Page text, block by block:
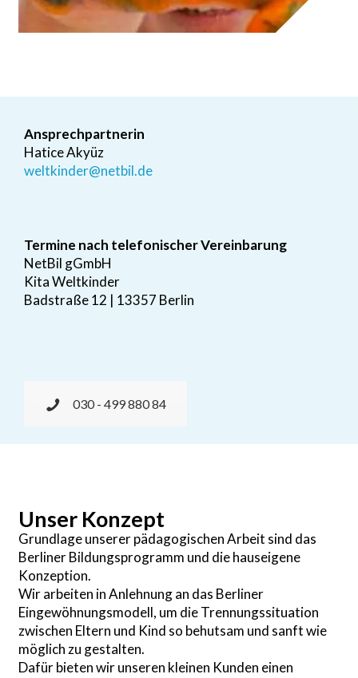
Ansprechpartnerin
Hatice Akyüz
weltkinder@netbil.de
Termine nach telefonischer Vereinbarung
NetBil gGmbH
Kita Weltkinder
Badstraße 12 | 13357 Berlin
030 - 499 880 84
Unser Konzept
Grundlage unserer pädagogischen Arbeit sind das
Berliner Bildungsprogramm und die hauseigene
Konzeption.
Wir arbeiten in Anlehnung an das Berliner
Eingewöhnungsmodell, um die Trennungssituation
zwischen Eltern und Kind so behutsam und sanft wie
möglich zu gestalten.
Dafür bieten wir unseren kleinen Kunden einen